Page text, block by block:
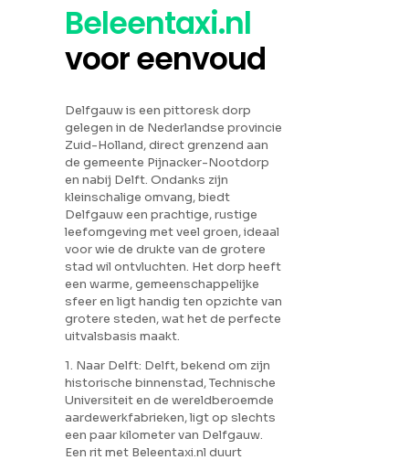
Beleentaxi.nl
voor eenvoud
Delfgauw is een pittoresk dorp
gelegen in de Nederlandse provincie
Zuid-Holland, direct grenzend aan
de gemeente Pijnacker-Nootdorp
en nabij Delft. Ondanks zijn
kleinschalige omvang, biedt
Delfgauw een prachtige, rustige
leefomgeving met veel groen, ideaal
voor wie de drukte van de grotere
stad wil ontvluchten. Het dorp heeft
een warme, gemeenschappelijke
sfeer en ligt handig ten opzichte van
grotere steden, wat het de perfecte
uitvalsbasis maakt.
1. Naar Delft: Delft, bekend om zijn
historische binnenstad, Technische
Universiteit en de wereldberoemde
aardewerkfabrieken, ligt op slechts
een paar kilometer van Delfgauw.
Een rit met Beleentaxi.nl duurt